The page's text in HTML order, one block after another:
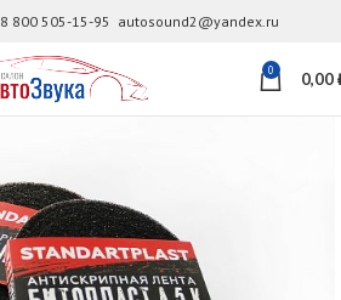
8 800 505-15-95 autosound2@yandex.ru
0 0,00